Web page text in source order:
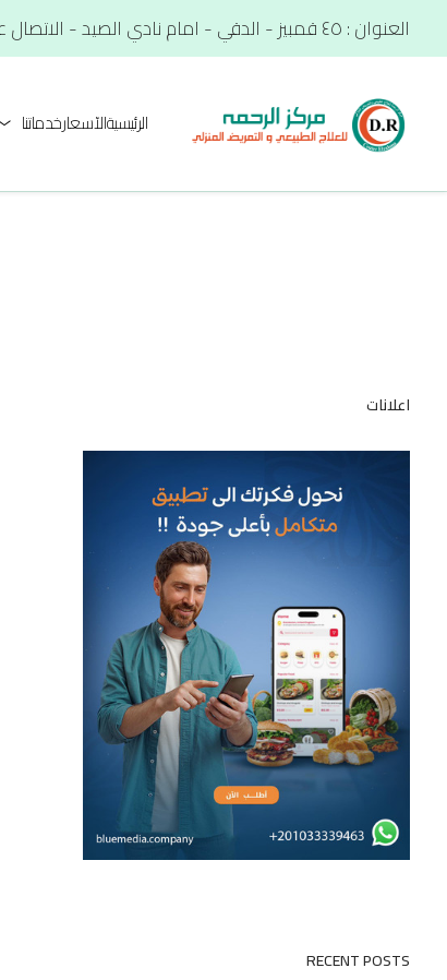
العنوان : ٤٥ قمبيز - الدقي - امام نادي الصيد - الاتصال علي رقم. : 01012566900
الرئيسيةالآسعارخدماتنا
اعلانات
RECENT POSTS